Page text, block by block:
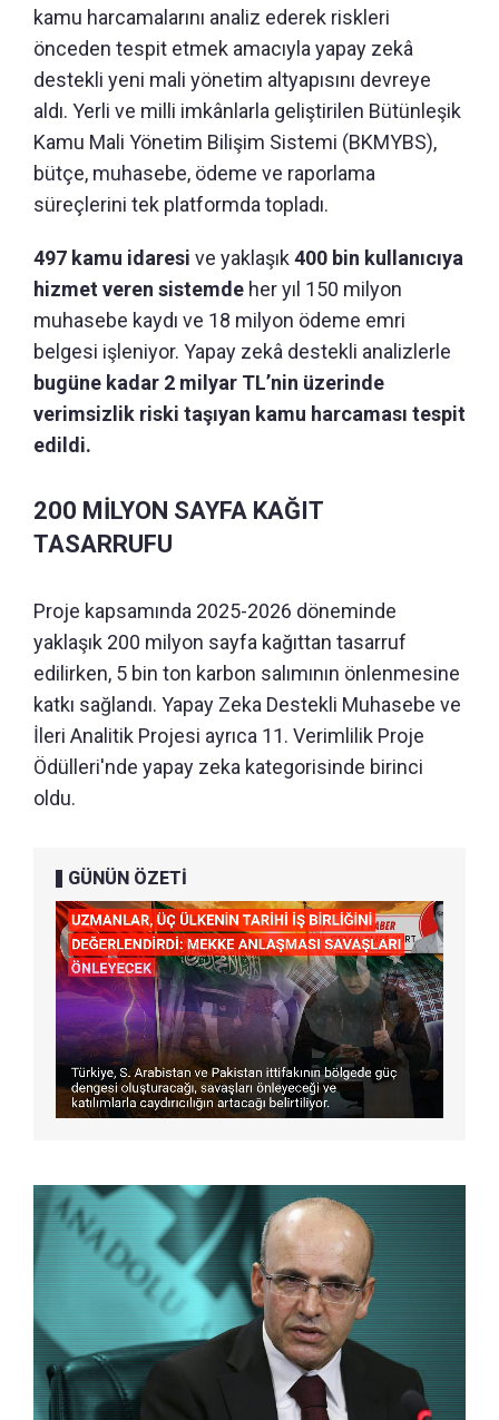
kamu harcamalarını analiz ederek riskleri
önceden tespit etmek amacıyla yapay zekâ
destekli yeni mali yönetim altyapısını devreye
aldı. Yerli ve milli imkânlarla geliştirilen Bütünleşik
Kamu Mali Yönetim Bilişim Sistemi (BKMYBS),
bütçe, muhasebe, ödeme ve raporlama
süreçlerini tek platformda topladı.
497 kamu idaresi ve yaklaşık 400 bin kullanıcıya
hizmet veren sistemde her yıl 150 milyon
muhasebe kaydı ve 18 milyon ödeme emri
belgesi işleniyor. Yapay zekâ destekli analizlerle
bugüne kadar 2 milyar TL’nin üzerinde
verimsizlik riski taşıyan kamu harcaması tespit
edildi.
200 MİLYON SAYFA KAĞIT
TASARRUFU
Proje kapsamında 2025-2026 döneminde
yaklaşık 200 milyon sayfa kağıttan tasarruf
edilirken, 5 bin ton karbon salımının önlenmesine
katkı sağlandı. Yapay Zeka Destekli Muhasebe ve
İleri Analitik Projesi ayrıca 11. Verimlilik Proje
Ödülleri'nde yapay zeka kategorisinde birinci
oldu.
GÜNÜN ÖZETİ